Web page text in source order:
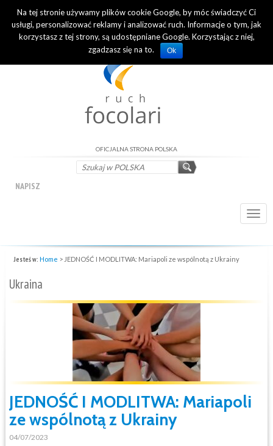
INTERNATIONAL OFFICIAL WEBSITE
OFICJALNA STRONA POLSKA
NAPISZ
Jesteś w: Home > JEDNOŚĆ I MODLITWA: Mariapoli ze wspólnotą z Ukrainy
Ukraina
JEDNOŚĆ I MODLITWA: Mariapoli
ze wspólnotą z Ukrainy
04/07/2023
Na tej stronie używamy plików cookie Google, by móc świadczyć Ci
usługi, personalizować reklamy i analizować ruch. Informacje o tym, jak
korzystasz z tej strony, są udostępniane Google. Korzystając z niej,
zgadzasz się na to.
Ok